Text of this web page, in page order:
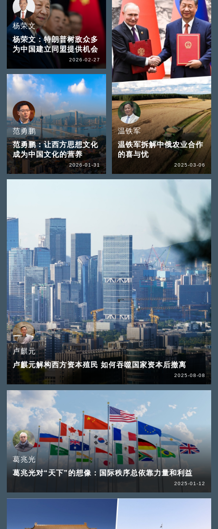
杨荣文
杨荣文：特朗普树敌众多
为中国建立同盟提供机会
2026-02-27
范勇鹏
范勇鹏：让西方思想文化
成为中国文化的营养
2026-01-31
卢麒元
卢麒元解构西方资本殖民 如何吞噬国家资本后撤离
2025-08-08
温铁军
温铁军拆解中俄农业合作
的喜与忧
2025-03-06
葛兆光
葛兆光对“天下”的想像：国际秩序总依靠力量和利益
2025-01-12